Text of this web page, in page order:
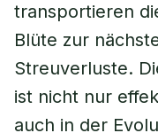
transportieren
Blüte zur
Streuverluste.
ist nicht nur
auch in der